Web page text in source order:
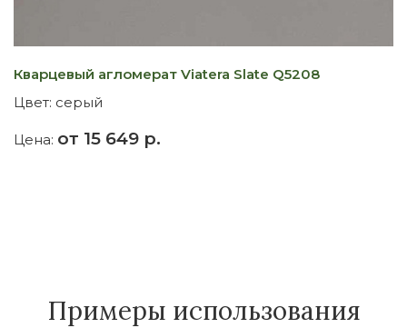
Кварцевый агломерат Viatera Slate Q5208
Цвет: серый
Цена: от 15 649 р.
Примеры использования